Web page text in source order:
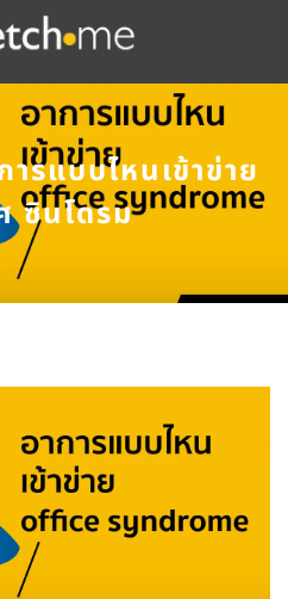
รแบบไหนเข้าข่าย
ซินโดรม